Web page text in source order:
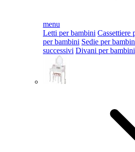
menu
Letti per bambini Cassettiere
per bambini Sedie per
successivi Divani per bambini